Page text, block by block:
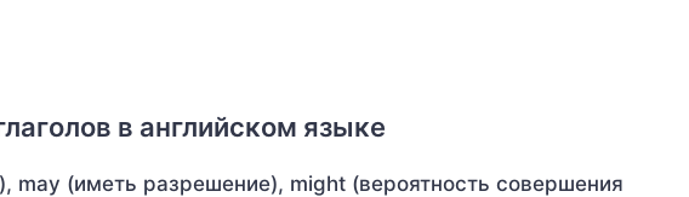
в английском языке
may (иметь разрешение), might (вероятность совершения